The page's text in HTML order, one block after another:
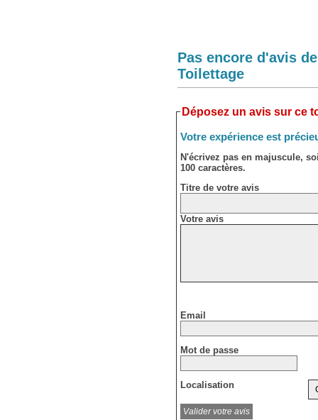
Pas encore d'avis
Toilettage
Déposez un avis sur ce
Votre expérience est
N'écrivez pas en majuscule,
100 caractères.
Titre de votre avis
Votre avis
Email
Mot de passe
Localisation